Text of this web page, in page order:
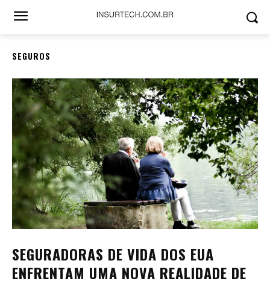
SEGUROS
SEGURADORAS DE VIDA DOS EUA
ENFRENTAM UMA NOVA REALIDADE DE